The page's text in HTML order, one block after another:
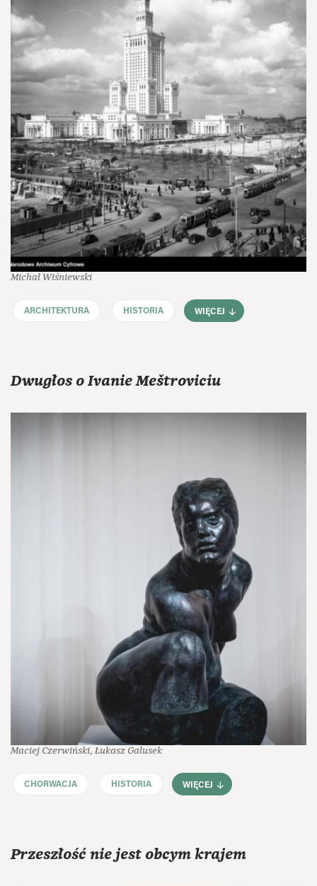
Michał Wiśniewski
ARCHITEKTURA HISTORIA WIĘCEJ
Dwugłos o Ivanie Meštroviciu
Maciej Czerwiński, Łukasz Galusek
CHORWACJA HISTORIA WIĘCEJ
Przeszłość nie jest obcym krajem